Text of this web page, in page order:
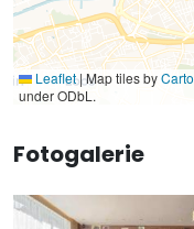
Leaflet |Map tiles byCarto
under ODbL.
Fotogalerie